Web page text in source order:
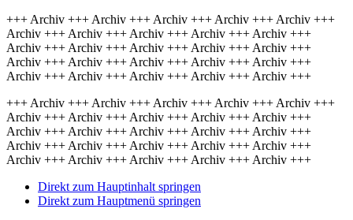
+++ Archiv +++ Archiv +++ Archiv +++ Archiv +++ Archiv +++
Archiv +++ Archiv +++ Archiv +++ Archiv +++ Archiv +++
Archiv +++ Archiv +++ Archiv +++ Archiv +++ Archiv +++
Archiv +++ Archiv +++ Archiv +++ Archiv +++ Archiv +++
Archiv +++ Archiv +++ Archiv +++ Archiv +++ Archiv +++
+++ Archiv +++ Archiv +++ Archiv +++ Archiv +++ Archiv +++
Archiv +++ Archiv +++ Archiv +++ Archiv +++ Archiv +++
Archiv +++ Archiv +++ Archiv +++ Archiv +++ Archiv +++
Archiv +++ Archiv +++ Archiv +++ Archiv +++ Archiv +++
Archiv +++ Archiv +++ Archiv +++ Archiv +++ Archiv +++
Direkt zum Hauptinhalt springen
Direkt zum Hauptmenü springen